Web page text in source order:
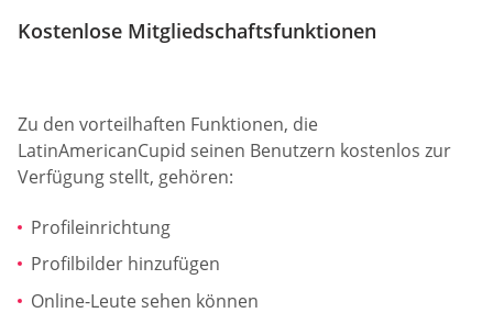
Kostenlose Mitgliedschaftsfunktionen
Zu den vorteilhaften Funktionen, die
LatinAmericanCupid seinen Benutzern kostenlos zur
Verfügung stellt, gehören:
Profileinrichtung
Profilbilder hinzufügen
Online-Leute sehen können